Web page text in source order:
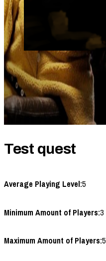
Test quest
Average Playing Level:5
Minimum Amount of Players:3
Maximum Amount of Players:5